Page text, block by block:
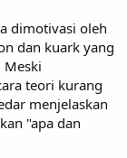
dimotivasi oleh
dan kuark yang
Meski
teori kurang
menjelaskan
"apa dan